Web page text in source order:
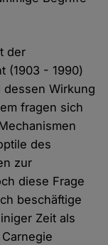
der
(1903 - 1990)
Wirkung
fragen sich
des
zur
diese Frage
beschäftige
Zeit als